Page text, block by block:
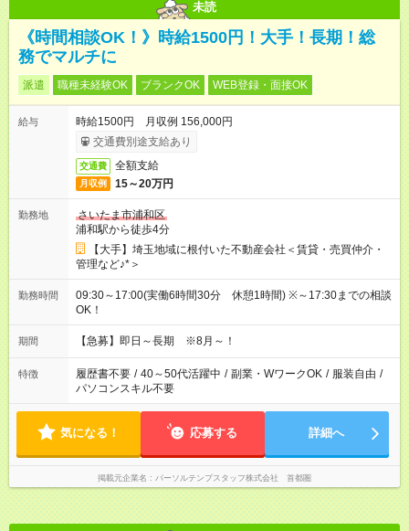
未読
《時間相談OK！》時給1500円！大手！長期！総
務でマルチに
派遣 職種未経験OK ブランクOK WEB登録・面接OK
給与
時給1500円 月収例 156,000円
交通費別途支給あり
交通費 全額支給
月収例 15～20万円
勤務地
さいたま市浦和区
浦和駅から徒歩4分
【大手】埼玉地域に根付いた不動産会社＜賃貸・売買仲介・
管理など♪*＞
勤務時間
09:30～17:00(実働6時間30分 休憩1時間) ※～17:30までの相談
OK！
期間 【急募】即日～長期 ※8月～！
特徴 履歴書不要 / 40～50代活躍中 / 副業・WワークOK / 服装自由 /
パソコンスキル不要
気になる！ 応募する 詳細へ
掲載元企業名 パーソルテンプスタッフ株式会社 首都圏